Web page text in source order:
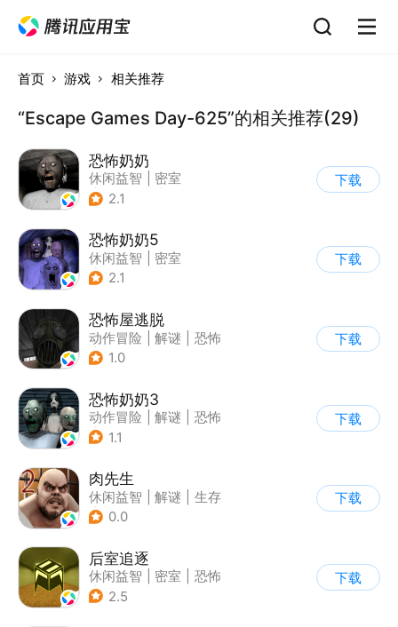
首页 游戏 相关推荐
“Escape Games Day-625”的相关推荐(29)
恐怖奶奶
休闲益智
密室
| 恐怖奶奶
2.1
下载
恐怖奶奶5
休闲益智
密室
| 恐怖奶奶
2.1
下载
恐怖屋逃脱
动作冒险 解谜
恐怖
| 暗黑
1.0
下载
恐怖奶奶3
动作冒险 解谜
恐怖
| 恐怖奶奶
1.1
下载
肉先生
休闲益智 解谜
生存
| 卡通
0.0
下载
后室追逐
休闲益智 密室
恐怖
| 卡通
2.5
下载